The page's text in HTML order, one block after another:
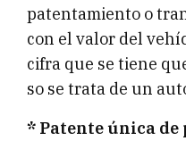
patentamiento o
con el valor del
cifra que se tiene
so se trata de un
* Patente única de